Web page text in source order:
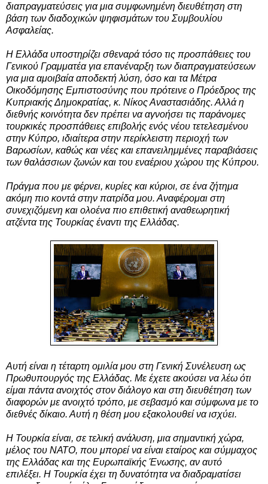
διαπραγματεύσεις για μια συμφωνημένη διευθέτηση στη
βάση των διαδοχικών ψηφισμάτων του Συμβουλίου
Ασφαλείας.
Η Ελλάδα υποστηρίζει σθεναρά τόσο τις προσπάθειες του
Γενικού Γραμματέα για επανέναρξη των διαπραγματεύσεων
για μια αμοιβαία αποδεκτή λύση, όσο και τα Μέτρα
Οικοδόμησης Εμπιστοσύνης που πρότεινε ο Πρόεδρος της
Κυπριακής Δημοκρατίας, κ. Νίκος Αναστασιάδης. Αλλά η
διεθνής κοινότητα δεν πρέπει να αγνοήσει τις παράνομες
τουρκικές προσπάθειες επιβολής ενός νέου τετελεσμένου
στην Κύπρο, ιδιαίτερα στην περίκλειστη περιοχή των
Βαρωσίων, καθώς και νέες και επανειλημμένες παραβιάσεις
των θαλάσσιων ζωνών και του εναέριου χώρου της Κύπρου.
Πράγμα που με φέρνει, κυρίες και κύριοι, σε ένα ζήτημα
ακόμη πιο κοντά στην πατρίδα μου. Αναφέρομαι στη
συνεχιζόμενη και ολοένα πιο επιθετική αναθεωρητική
ατζέντα της Τουρκίας έναντι της Ελλάδας.
Αυτή είναι η τέταρτη ομιλία μου στη Γενική Συνέλευση ως
Πρωθυπουργός της Ελλάδας. Με έχετε ακούσει να λέω ότι
είμαι πάντα ανοιχτός στον διάλογο και στη διευθέτηση των
διαφορών με ανοιχτό τρόπο, με σεβασμό και σύμφωνα με το
διεθνές δίκαιο. Αυτή η θέση μου εξακολουθεί να ισχύει.
Η Τουρκία είναι, σε τελική ανάλυση, μια σημαντική χώρα,
μέλος του ΝΑΤΟ, που μπορεί να είναι εταίρος και σύμμαχος
της Ελλάδας και της Ευρωπαϊκής Ένωσης, αν αυτό
επιλέξει. Η Τουρκία έχει τη δυνατότητα να διαδραματίσει